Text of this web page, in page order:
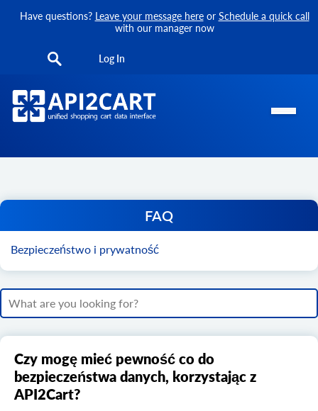
Have questions? Leave your message hereor Schedule a quick call
with our manager now
Log In
FAQ
Bezpieczeństwo i prywatność
Czy mogę mieć pewność co do
bezpieczeństwa danych, korzystając z
API2Cart?